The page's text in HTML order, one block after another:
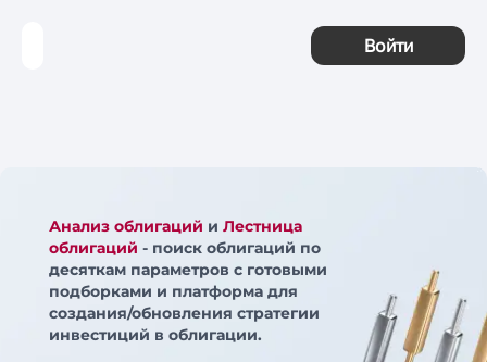
Войти
Анализ облигаций и Лестница
облигаций - поиск облигаций по
десяткам параметров с готовыми
подборками и платформа для
создания/обновления стратегии
инвестиций в облигации.